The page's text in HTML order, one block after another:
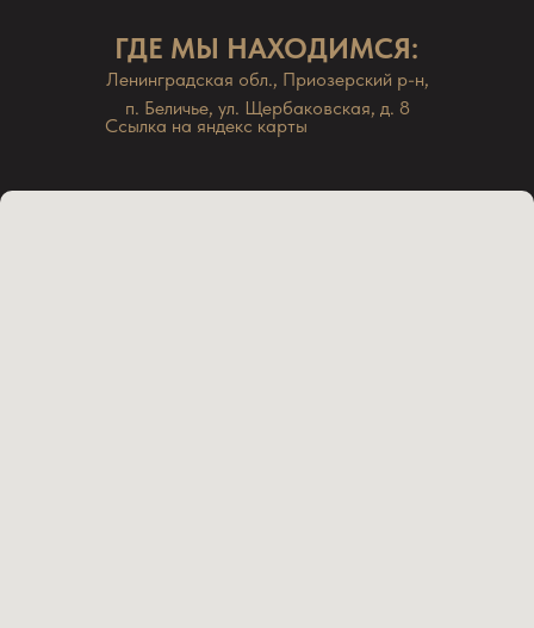
ГДЕ МЫ НАХОДИМСЯ:
Ссылка на яндекс карты
Ленинградская обл., Приозерский р-н,
п. Беличье, ул. Щербаковская, д. 8